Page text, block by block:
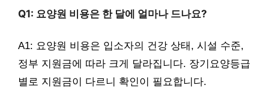
Q1: 요양원 비용은 한 달에 얼마나 드나요?
A1: 요양원 비용은 입소자의 건강 상태, 시설 수준,
정부 지원금에 따라 크게 달라집니다. 장기요양등급
별로 지원금이 다르니 확인이 필요합니다.